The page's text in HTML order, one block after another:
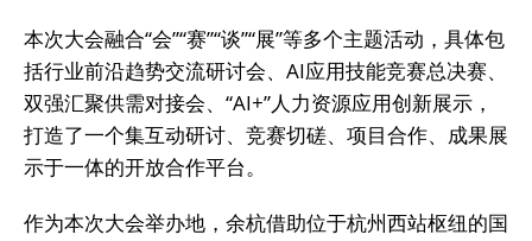
本次大会融合“会”“赛”“谈”“展”等多个主题活动，具体包
括行业前沿趋势交流研讨会、AI应用技能竞赛总决赛、
双强汇聚供需对接会、“AI+”人力资源应用创新展示，
打造了一个集互动研讨、竞赛切磋、项目合作、成果展
示于一体的开放合作平台。
作为本次大会举办地，余杭借助位于杭州西站枢纽的国